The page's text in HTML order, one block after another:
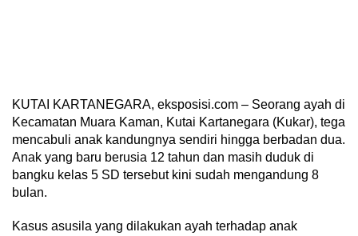
KUTAI KARTANEGARA, eksposisi.com – Seorang ayah di
Kecamatan Muara Kaman, Kutai Kartanegara (Kukar), tega
mencabuli anak kandungnya sendiri hingga berbadan dua.
Anak yang baru berusia 12 tahun dan masih duduk di
bangku kelas 5 SD tersebut kini sudah mengandung 8
bulan.
Kasus asusila yang dilakukan ayah terhadap anak